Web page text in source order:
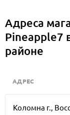
Адреса магазинов электроники
Pineapple7
районе
АДРЕС
Коломна г.,